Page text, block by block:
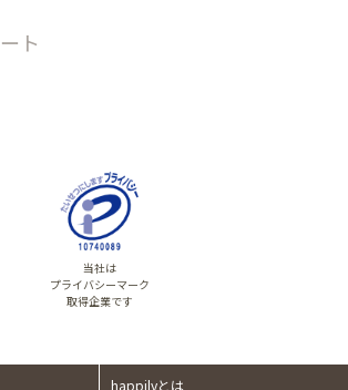
ト
当社は
プライバシーマーク
取得企業です
happilyとは